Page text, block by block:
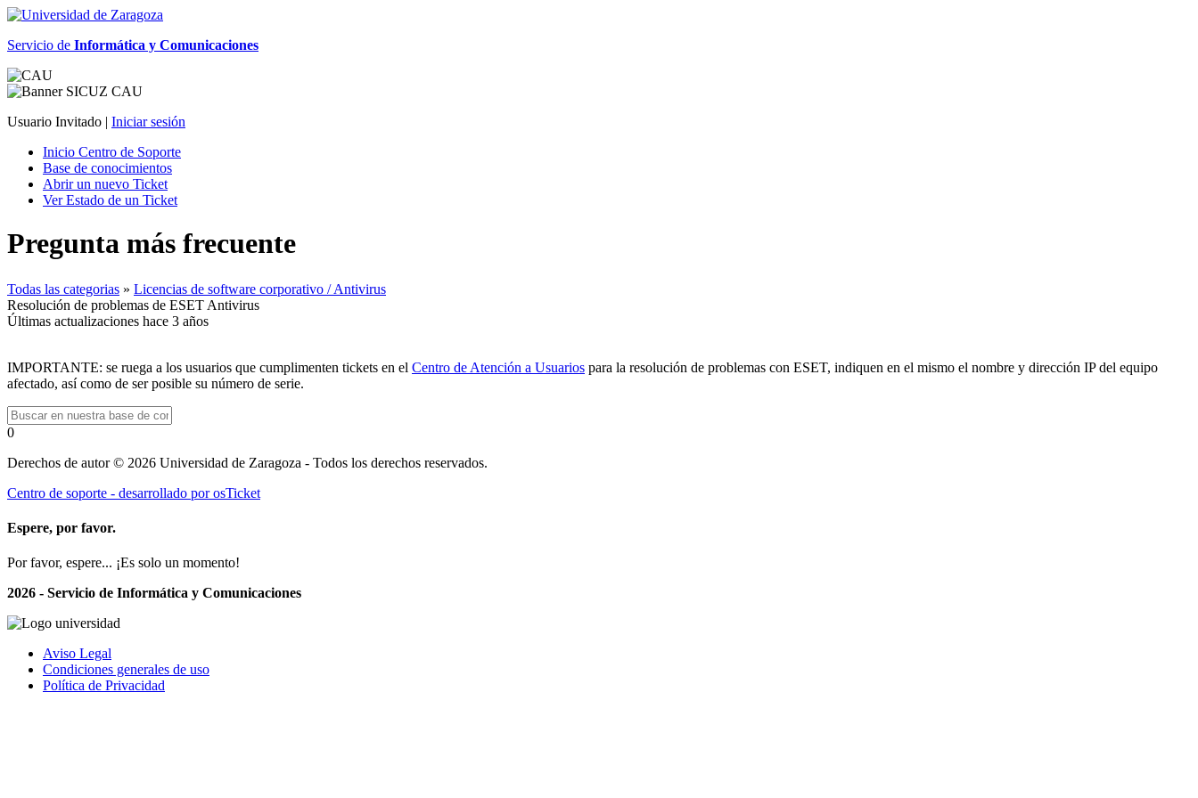
Servicio de Informática y Comunicaciones
Usuario Invitado | Iniciar sesión
Inicio Centro de Soporte
Base de conocimientos
Abrir un nuevo Ticket
Ver Estado de un Ticket
Pregunta más frecuente
Todas las categorias » Licencias de software corporativo / Antivirus
Resolución de problemas de ESET Antivirus
Últimas actualizaciones hace 3 años
IMPORTANTE: se ruega a los usuarios que cumplimenten tickets en el Centro de Atención a Usuarios para la resolución de problemas con ESET, indiquen en el mismo el nombre y dirección IP del equipo
afectado, así como de ser posible su número de serie.
0
Derechos de autor © 2026 Universidad de Zaragoza - Todos los derechos reservados.
Centro de soporte - desarrollado por osTicket
Espere, por favor.
Por favor, espere... ¡Es solo un momento!
2026 - Servicio de Informática y Comunicaciones
Aviso Legal
Condiciones generales de uso
Política de Privacidad